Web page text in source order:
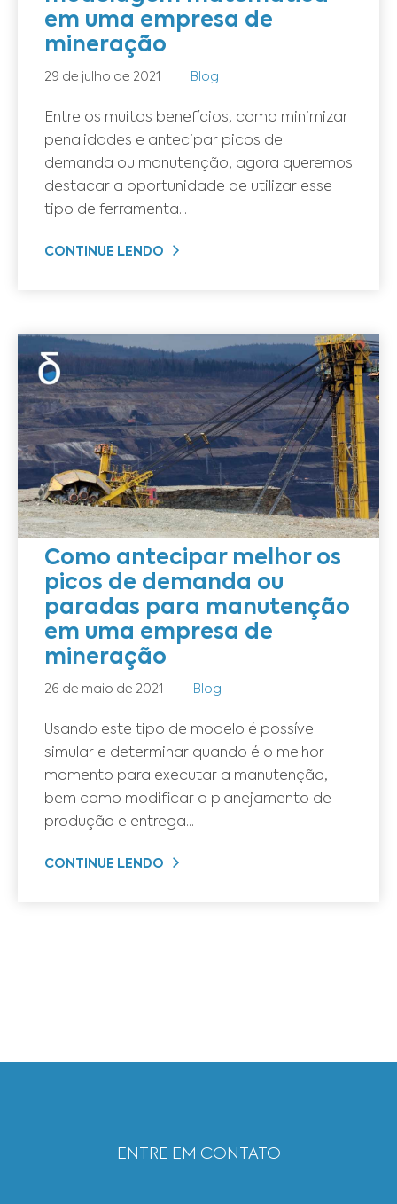
em uma empresa de
mineração
29 de julho de 2021 Blog
Entre os muitos benefícios, como minimizar
penalidades e antecipar picos de
demanda ou manutenção, agora queremos
destacar a oportunidade de utilizar esse
tipo de ferramenta...
CONTINUE LENDO
Como antecipar melhor os
picos de demanda ou
paradas para manutenção
em uma empresa de
mineração
26 de maio de 2021 Blog
Usando este tipo de modelo é possível
simular e determinar quando é o melhor
momento para executar a manutenção,
bem como modificar o planejamento de
produção e entrega...
CONTINUE LENDO
ENTRE EM CONTATO